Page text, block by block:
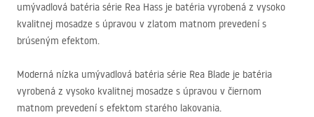
umývadlová batéria série Rea Hass je batéria vyrobená z vysoko
kvalitnej mosadze s úpravou v zlatom matnom prevedení s
brúseným efektom.
Moderná nízka umývadlová batéria série Rea Blade je batéria
vyrobená z vysoko kvalitnej mosadze s úpravou v čiernom
matnom prevedení s efektom starého lakovania.